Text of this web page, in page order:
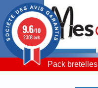
Pack bretelles
9.6/10
2308 avis